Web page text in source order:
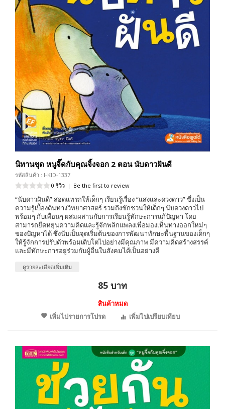
นิทานชุด หนูจี๊ดกับคุณจิ้งจอก 2 ตอน นับดาวฝันดี
รหัสสินค้า : I-KID-1337
0 รีวิว | Be the first to review
“นับดาวฝันดี” สอดแทรกให้เด็กๆ เรียนรู้เรื่อง “แสงและดวงดาว” ซึ่งเป็น
ความรู้เบื้องต้นทางวิทยาศาสตร์ รวมถึงชักชวนให้เด็กๆ นับดวงดาวไป
พร้อมๆ กับเพื่อนๆ ผสมผสานกับการเรียนรู้ทักษะการแก้ปัญหา โดย
สามารถยืดหยุ่นความคิดและรู้จักพลิกแพลงเพื่อมองเห็นทางออกใหม่ๆ
ของปัญหาได้ ซึ่งนับเป็นจุดเริ่มต้นของการพัฒนาทักษะพื้นฐานของเด็กๆ
ให้รู้จักการปรับตัวพร้อมเติบโตไปอย่างมีคุณภาพ มีความคิดสร้างสรรค์
และมีทักษะการอยู่ร่วมกับผู้อื่นในสังคมได้เป็นอย่างดี
ดูรายละเอียดเพิ่มเติม
85 บาท
สินค้าหมด
เพิ่มไปรายการโปรด
เพิ่มไปเปรียบเทียบ